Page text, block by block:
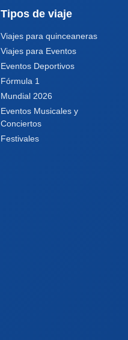
Tipos de viaje
Viajes para quinceaneras
Viajes para Eventos
Eventos Deportivos
Fórmula 1
Mundial 2026
Eventos Musicales y
Conciertos
Festivales